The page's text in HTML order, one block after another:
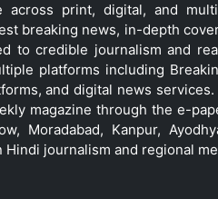
print, digital, and
breaking news, in-depth
to credible journalism and
platforms including
and digital news services.
magazine through the e-
Moradabad, Kanpur,
journalism and regional